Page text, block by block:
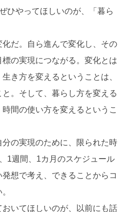
ひやってほしいのが、「暮ら
だ。自ら進んで変化し、その
の実現につながる。変化とは
き方を変えるということは、
。そして、暮らし方を変える
間の使い方を変えるというこ
の実現のために、限られた時
1週間、1カ月のスケジュール
想で考え、できることからコ
いてほしいのが、以前にも話